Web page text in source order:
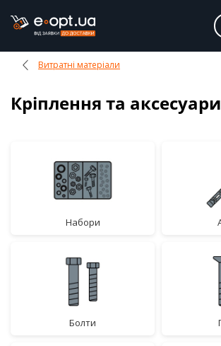
Витратні матеріали
Кріплення та аксесуари
набори
болти